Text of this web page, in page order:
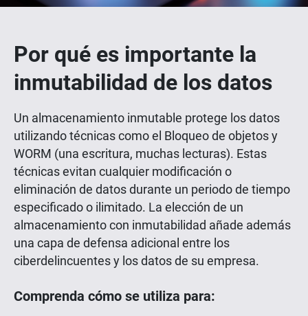
Por qué es importante la
inmutabilidad de los datos
Un almacenamiento inmutable protege los datos
utilizando técnicas como el Bloqueo de objetos y
WORM (una escritura, muchas lecturas). Estas
técnicas evitan cualquier modificación o
eliminación de datos durante un periodo de tiempo
especificado o ilimitado. La elección de un
almacenamiento con inmutabilidad añade además
una capa de defensa adicional entre los
ciberdelincuentes y los datos de su empresa.
Comprenda cómo se utiliza para: